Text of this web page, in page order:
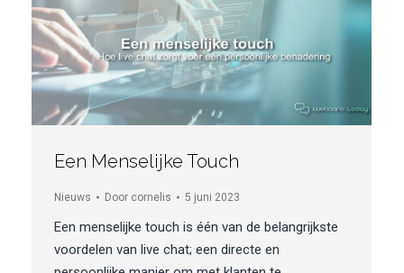
Een Menselijke Touch
Nieuws Door cornelis 5 juni 2023
Een menselijke touch is één van de belangrijkste
voordelen van live chat; een directe en